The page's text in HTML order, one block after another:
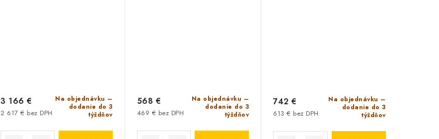
Na objednávku –
dodanie do 3
týždňov
2 617 € bez DPH
3 166 €
Na objednávku –
dodanie do 3
týždňov
469 € bez DPH
568 €
Na objednávku –
dodanie do 3
týždňov
613 € bez DPH
742 €